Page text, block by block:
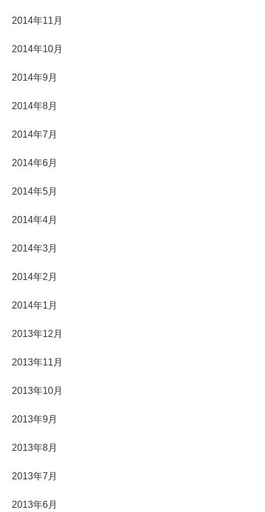
2014年11月
2014年10月
2014年9月
2014年8月
2014年7月
2014年6月
2014年5月
2014年4月
2014年3月
2014年2月
2014年1月
2013年12月
2013年11月
2013年10月
2013年9月
2013年8月
2013年7月
2013年6月